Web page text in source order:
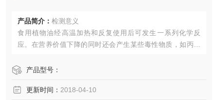
产品简介： 检测意义
食用植物油经高温加热和反复使用后可发生一系列化学反
应。在营养价值下降的同时还会产生某些毒性物质，如丙稀
使油的物理极性增加，由此又将这些物质称为极性物质。
产品型号：
更新时间： 2018-04-10